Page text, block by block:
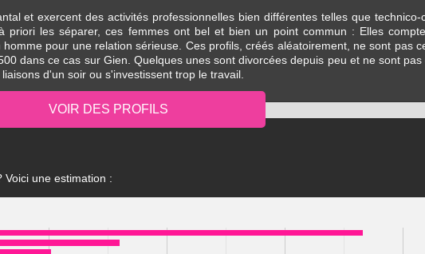
et exercent des activités professionnelles bien différentes telles que technico-
les séparer, ces femmes ont bel et bien un point commun : Elles
pour une relation sérieuse. Ces profils, créés aléatoirement, ne sont pas
dans ce cas sur Gien. Quelques unes sont divorcées depuis peu et ne sont
d'un soir ou s'investissent trop le travail.
une estimation :